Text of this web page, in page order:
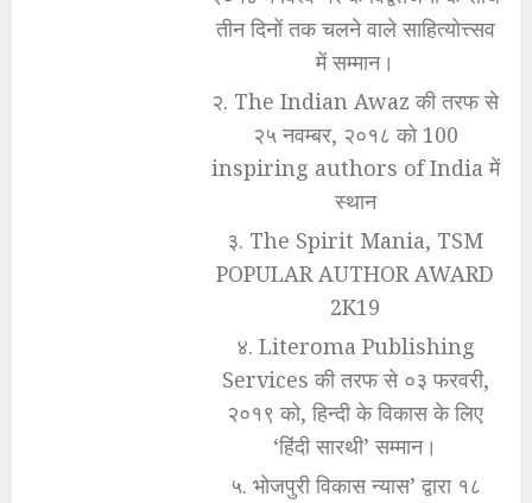
तीन दिनों तक चलने वाले साहित्योत्त्सव
में सम्मान।
२. The Indian Awaz की तरफ से
२५ नवम्बर, २०१८ को 100
inspiring authors of India में
स्थान
३. The Spirit Mania, TSM
POPULAR AUTHOR AWARD
2K19
४. Literoma Publishing
Services की तरफ से ०३ फरवरी,
२०१९ को, हिन्दी के विकास के लिए
‘हिंदी सारथी’ सम्मान।
५. भोजपुरी विकास न्यास’ द्वारा १८